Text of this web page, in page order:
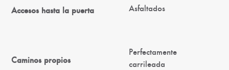
Accesos hasta la puerta Asfaltados
Caminos propios
Perfectamente
carrileada